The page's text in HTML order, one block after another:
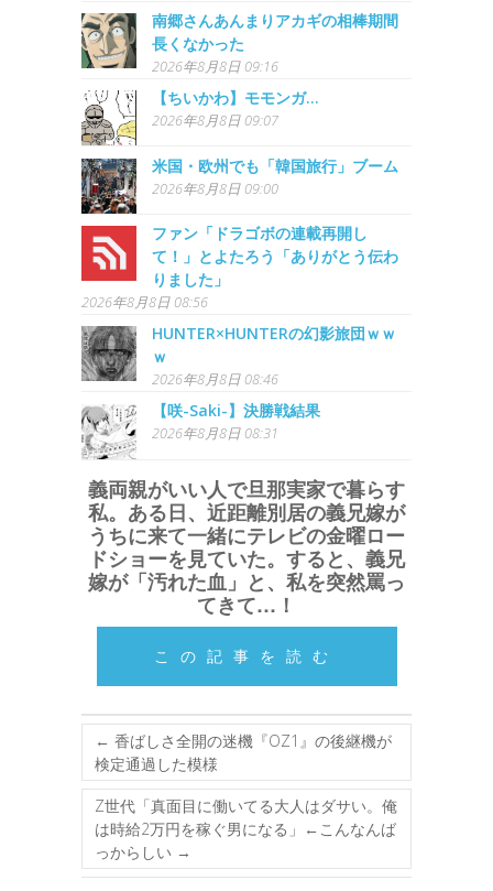
南郷さんあんまりアカギの相棒期間
長くなかった
2026年8月8日 09:16
【ちいかわ】モモンガ...
2026年8月8日 09:07
米国・欧州でも「韓国旅行」ブーム
2026年8月8日 09:00
ファン「ドラゴボの連載再開し
て！」とよたろう「ありがとう伝わ
りました」
2026年8月8日 08:56
HUNTER×HUNTERの幻影旅団ｗｗ
ｗ
2026年8月8日 08:46
【咲-Saki-】決勝戦結果
2026年8月8日 08:31
義両親がいい人で旦那実家で暮らす
私。ある日、近距離別居の義兄嫁が
うちに来て一緒にテレビの金曜ロー
ドショーを見ていた。すると、義兄
嫁が「汚れた血」と、私を突然罵っ
てきて…！
この記事を読む
← 香ばしさ全開の迷機『OZ1』の後継機が
検定通過した模様
Z世代「真面目に働いてる大人はダサい。俺
は時給2万円を稼ぐ男になる」←こんなんば
っからしい →